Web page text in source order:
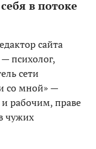
в потоке
сайта
психолог,
сети
со мной» —
рабочим, праве
чужих